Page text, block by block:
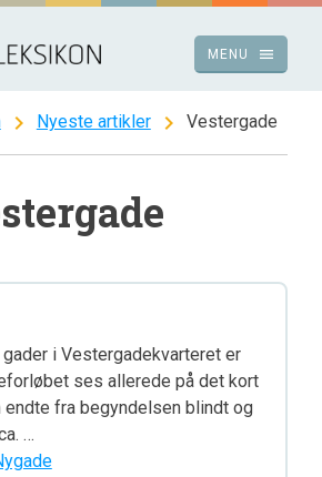
menu
MENU
chevron_right Nyeste artikler chevron_right Vestergade
gader i Vestergadekvarteret er
ses allerede på det kort
endte fra begyndelsen blindt og
…